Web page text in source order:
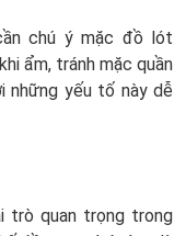
chú ý mặc đồ lót
ẩm, tránh mặc quần
những yếu tố này dễ
trò quan trọng trong